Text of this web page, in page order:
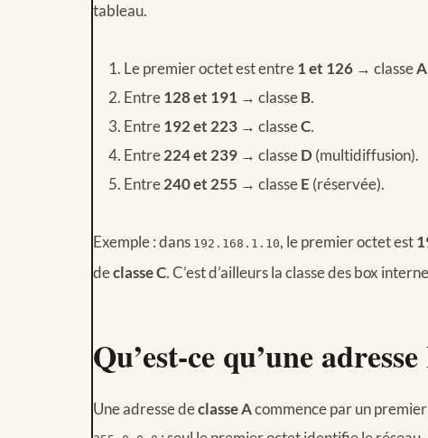
tableau.
Le premier octet est entre1 et 126 → classeA
Entre128 et 191 → classeB.
Entre192 et 223 → classeC.
Entre224 et 239 → classeD (multidiffusion).
Entre240 et 255 → classeE (réservée).
Exemple : dans 192.168.1.10, le premier octet est
declasse C. C’est d’ailleurs la classe des box
Qu’est-ce qu’une
Une adresse declasse Acommence par un